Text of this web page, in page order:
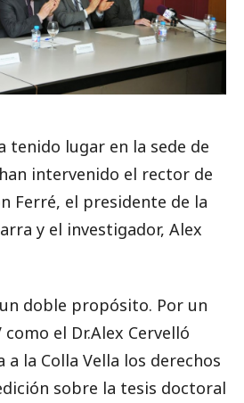
tenido lugar en la sede de
intervenido el rector de
Ferré, el presidente de la
y el investigador, Alex
doble propósito. Por un
el Dr.Alex Cervelló
a la Colla Vella los derechos
sobre la tesis doctoral